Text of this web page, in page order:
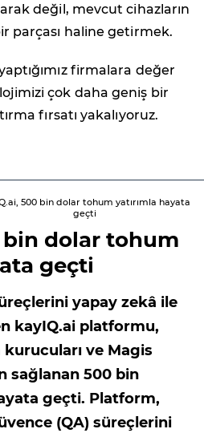
değil, mevcut cihazların
parçası haline getirmek.
firmalara değer
çok daha geniş bir
fırsatı yakalıyoruz.
500 bin dolar tohum yatırımla hayata
geçti
bin dolar tohum
geçti
yapay zekâ ile
kayIQ.ai platformu,
ve Magis
sağlanan 500 bin
geçti. Platform,
(QA) süreçlerini